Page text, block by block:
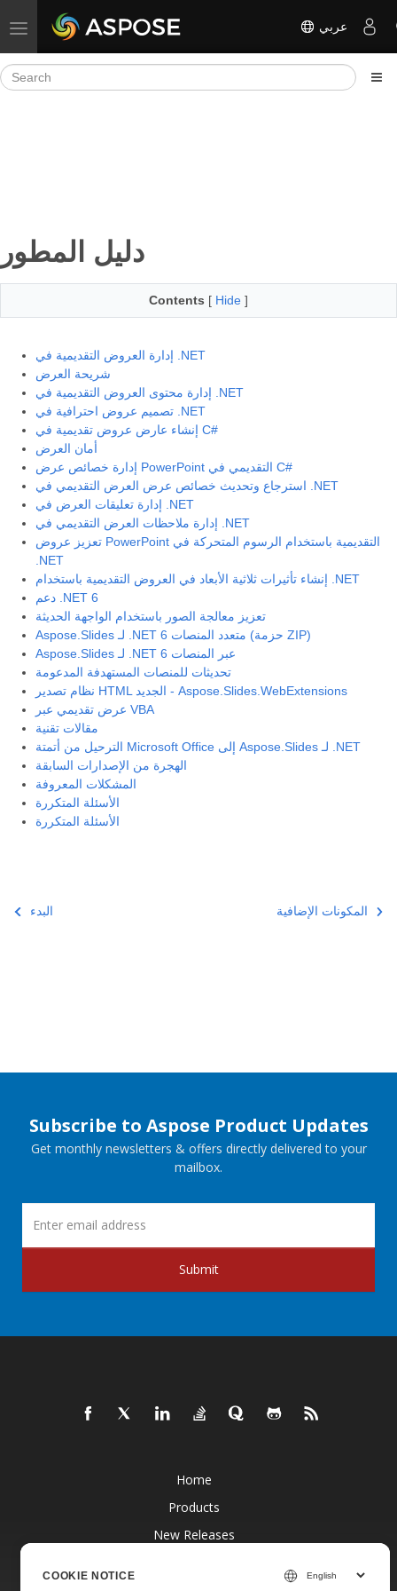
Toggle navigation عربي
دليل المطور
Contents [ Hide ]
إدارة العروض التقديمية في .NET
شريحة العرض
إدارة محتوى العروض التقديمية في .NET
تصميم عروض احترافية في .NET
إنشاء عارض عروض تقديمية في C#
أمان العرض
إدارة خصائص عرض PowerPoint التقديمي في C#
استرجاع وتحديث خصائص عرض العرض التقديمي في .NET
إدارة تعليقات العرض في .NET
إدارة ملاحظات العرض التقديمي في .NET
تعزيز عروض PowerPoint التقديمية باستخدام الرسوم المتحركة في
.NET
إنشاء تأثيرات ثلاثية الأبعاد في العروض التقديمية باستخدام .NET
دعم .NET 6
تعزيز معالجة الصور باستخدام الواجهة الحديثة
Aspose.Slides لـ .NET 6 متعدد المنصات (حزمة ZIP)
Aspose.Slides لـ .NET 6 عبر المنصات
تحديثات للمنصات المستهدفة المدعومة
نظام تصدير HTML الجديد - Aspose.Slides.WebExtensions
عرض تقديمي عبر VBA
مقالات تقنية
الترحيل من أتمتة Microsoft Office إلى Aspose.Slides لـ .NET
الهجرة من الإصدارات السابقة
المشكلات المعروفة
الأسئلة المتكررة
الأسئلة المتكررة
البدء المكونات الإضافية
Subscribe to Aspose Product Updates
Get monthly newsletters & offers directly delivered to your
mailbox.
Submit
Home
Products
New Releases
COOKIE NOTICE